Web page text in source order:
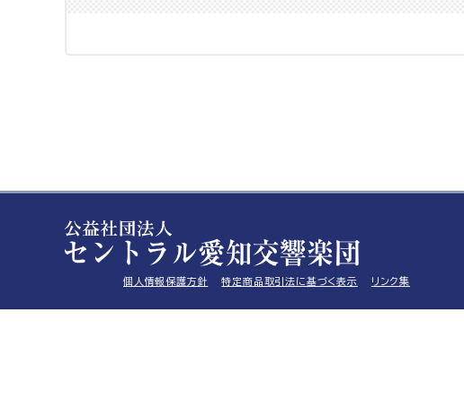
個人情報保護方針 特定商品取引法に基づく表示 リンク集